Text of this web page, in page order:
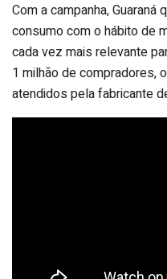
Com a campanha,
consumo com o hábito de
cada vez mais relevante
1 milhão de compradores,
atendidos pela fabricante